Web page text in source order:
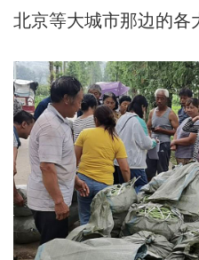
北京等大城市那边的各